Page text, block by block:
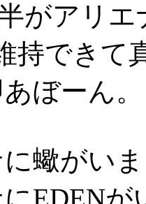
がアリエ
持できて
ぼーん。
蠍がい